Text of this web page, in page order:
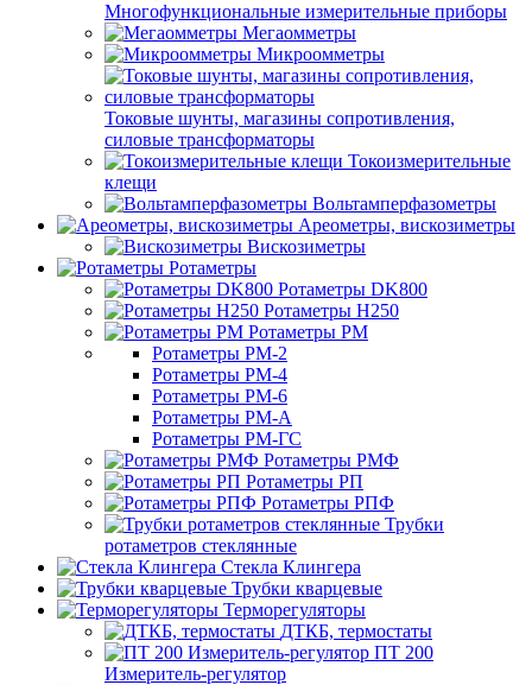
Многофункциональные измерительные приборы
Мегаомметры
Микроомметры
Токовые шунты, магазины сопротивления,
силовые трансформаторы
Токоизмерительные
клещи
Вольтамперфазометры
Ареометры, вискозиметры
Вискозиметры
Ротаметры
Ротаметры DK800
Ротаметры H250
Ротаметры РМ
Ротаметры РМ-2
Ротаметры РМ-4
Ротаметры РМ-6
Ротаметры РМ-А
Ротаметры РМ-ГС
Ротаметры РМФ
Ротаметры РП
Ротаметры РПФ
Трубки
ротаметров стеклянные
Стекла Клингера
Трубки кварцевые
Терморегуляторы
ДТКБ, термостаты
ПТ 200
Измеритель-регулятор